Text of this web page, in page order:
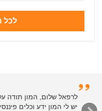
לכל
לרפאל שלום, המון תודה
יש לי המון ידע וכלים